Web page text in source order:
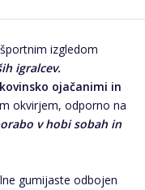
izgledom
igralcev.
kovinsko ojačanimi in
okvirjem, odporno na
v hobi sobah in
gumijaste odbojen